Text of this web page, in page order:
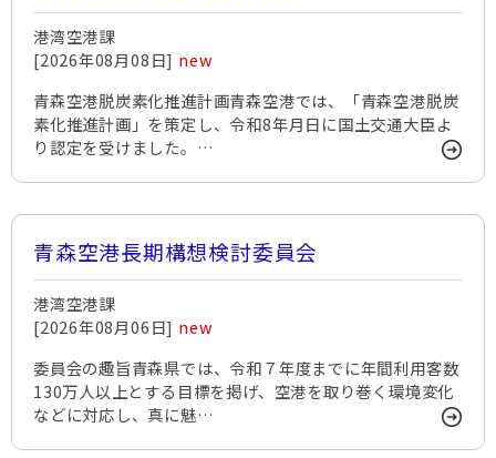
港湾空港課
[2026年08月08日] new
青森空港脱炭素化推進計画青森空港では、「青森空港脱炭
素化推進計画」を策定し、令和8年月日に国土交通大臣よ
り認定を受けました。…
青森空港長期構想検討委員会
港湾空港課
[2026年08月06日] new
委員会の趣旨青森県では、令和７年度までに年間利用客数
130万人以上とする目標を掲げ、空港を取り巻く環境変化
などに対応し、真に魅…